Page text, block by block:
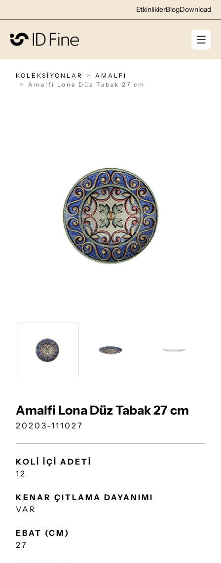
EtkinliklerBlogDownload
KOLEKSİYONLAR
AMALFI
Amalfi Lona Düz Tabak 27 cm
Amalfi Lona Düz Tabak 27 cm
20203-111027
KOLİ İÇİ ADETİ
12
KENAR ÇITLAMA DAYANIMI
VAR
EBAT (CM)
27